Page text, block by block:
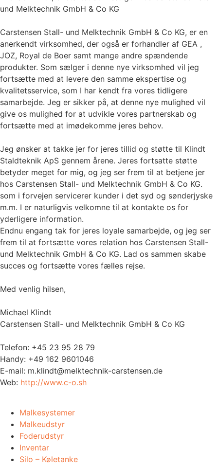
und Melktechnik GmbH & Co KG
Carstensen Stall- und Melktechnik GmbH & Co KG, er en
anerkendt virksomhed, der også er forhandler af GEA ,
JOZ, Royal de Boer samt mange andre spændende
produkter. Som sælger i denne nye virksomhed vil jeg
fortsætte med at levere den samme ekspertise og
kvalitetsservice, som I har kendt fra vores tidligere
samarbejde. Jeg er sikker på, at denne nye mulighed vil
give os mulighed for at udvikle vores partnerskab og
fortsætte med at imødekomme jeres behov.
Jeg ønsker at takke jer for jeres tillid og støtte til Klindt
Staldteknik ApS gennem årene. Jeres fortsatte støtte
betyder meget for mig, og jeg ser frem til at betjene jer
hos Carstensen Stall- und Melktechnik GmbH & Co KG.
som i forvejen servicerer kunder i det syd og sønderjyske
m.m. I er naturligvis velkomne til at kontakte os for
yderligere information.
Endnu engang tak for jeres loyale samarbejde, og jeg ser
frem til at fortsætte vores relation hos Carstensen Stall-
und Melktechnik GmbH & Co KG. Lad os sammen skabe
succes og fortsætte vores fælles rejse.
Med venlig hilsen,
Michael Klindt
Carstensen Stall- und Melktechnik GmbH & Co KG
Telefon: +45 23 95 28 79
Handy: +49 162 9601046
E-mail: m.klindt@melktechnik-carstensen.de
Web: http://www.c-o.sh
Malkesystemer
Malkeudstyr
Foderudstyr
Inventar
Silo – Køletanke